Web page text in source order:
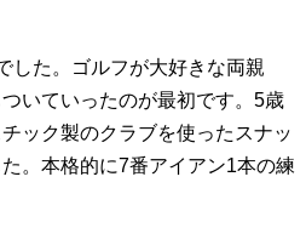
た。ゴルフが大好きな両親
いていったのが最初です。5歳
ック製のクラブを使ったスナッ
。本格的に7番アイアン1本の練